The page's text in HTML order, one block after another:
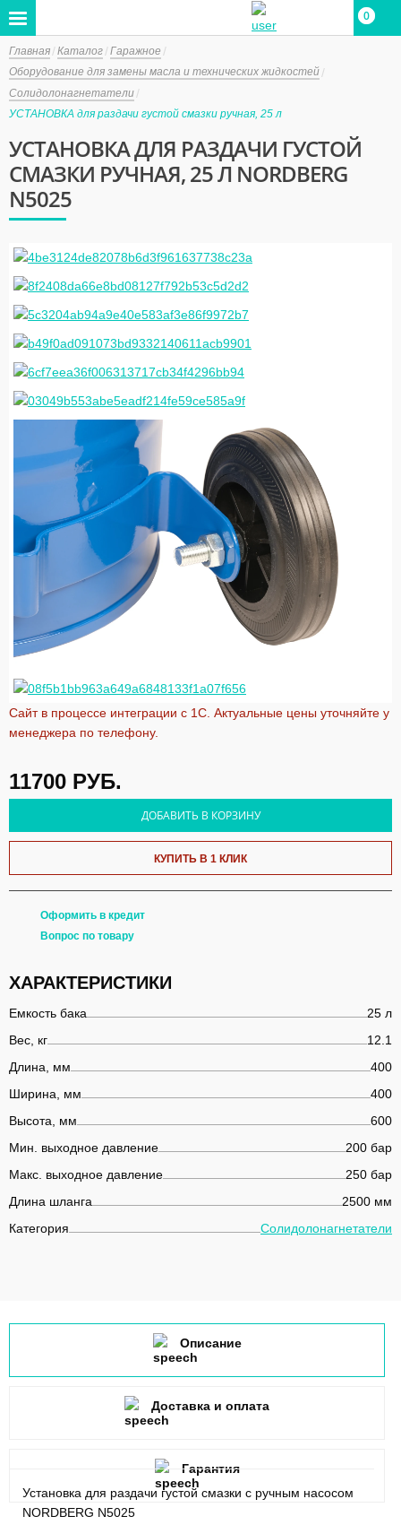
0
0
Главная Каталог Гаражное
Оборудование для замены масла и технических жидкостей
Солидолонагнетатели
УСТАНОВКА для раздачи густой смазки ручная, 25 л
УСТАНОВКА ДЛЯ РАЗДАЧИ ГУСТОЙ
СМАЗКИ РУЧНАЯ, 25 Л NORDBERG
N5025
Сайт в процессе интеграции с 1С. Актуальные цены уточняйте у
менеджера по телефону.
11700 РУБ.
ДОБАВИТЬ В КОРЗИНУ
КУПИТЬ В 1 КЛИК
Оформить в кредит
Вопрос по товару
ХАРАКТЕРИСТИКИ
Емкость бака
25 л
Вес, кг
12.1
Длина, мм
400
Ширина, мм
400
Высота, мм
600
Мин. выходное давление
200 бар
Макс. выходное давление
250 бар
Длина шланга
2500 мм
Категория
Солидолонагнетатели
Описание
Установка для раздачи густой смазки с ручным насосом
NORDBERG N5025
Доставка и оплата
Гарантия